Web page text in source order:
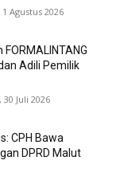
1 Agustus 2026
Adili Pemilik
30 Juli 2026
CPH Bawa
DPRD Malut